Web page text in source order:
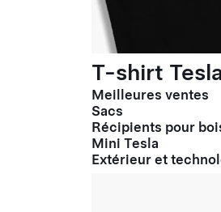
T-shirt
Meilleures ventes
Sacs
Récipients pour
Mini Tesla
Extérieur et